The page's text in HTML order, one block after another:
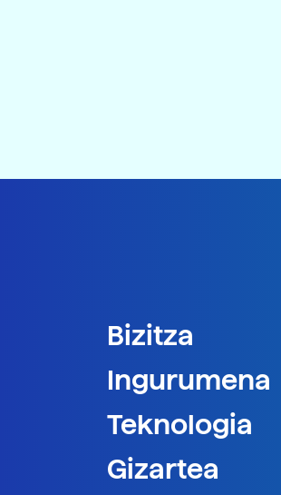
Bizitza
Ingurumena
Teknologia
Gizartea